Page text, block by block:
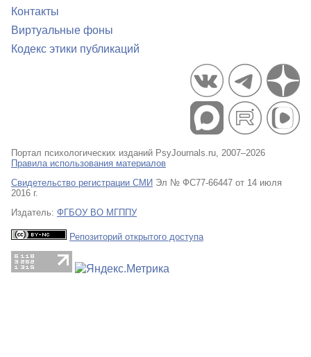
Контакты
Виртуальные фоны
Кодекс этики публикаций
Портал психологических изданий PsyJournals.ru, 2007–2026
Правила использования материалов
Свидетельство регистрации СМИ Эл № ФС77-66447 от 14 июля
2016 г.
Издатель: ФГБОУ ВО МГППУ
Репозиторий открытого доступа